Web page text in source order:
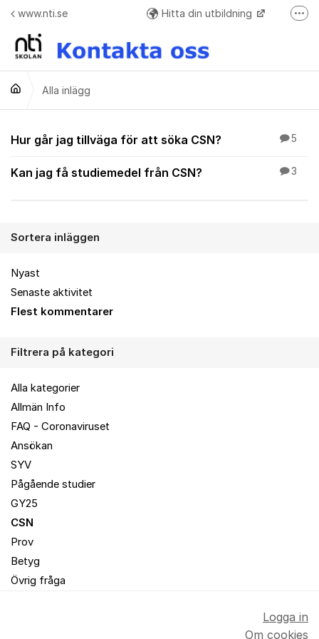
Hoppa till innehåll
www.nti.se Hitta din utbildning
Frågor o svar + Meddelande formulär när ej elev
Alla inlägg
Alla inlägg
Hur går jag tillväga för att söka CSN? 5
Kan jag få studiemedel från CSN? 3
Sortera inläggen
Nyast
Senaste aktivitet
Flest kommentarer
Filtrera på kategori
Alla kategorier
Allmän Info
FAQ - Coronaviruset
Ansökan
SYV
Pågående studier
GY25
CSN
Prov
Betyg
Övrig fråga
Logga in
Om cookies